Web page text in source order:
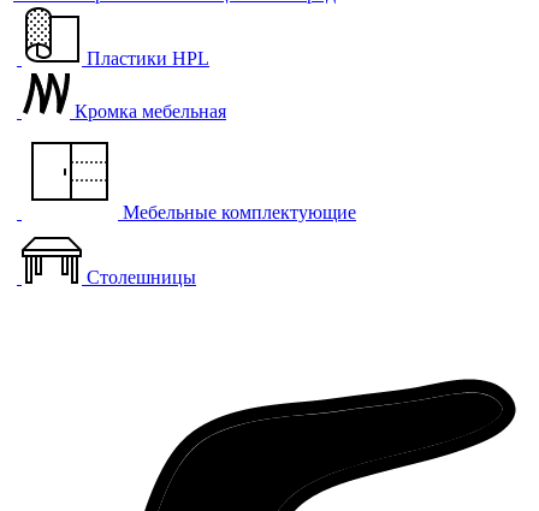
Пластики HPL
Кромка мебельная
Мебельные комплектующие
Столешницы